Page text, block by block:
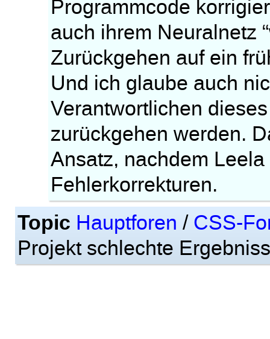
Programmcode
auch ihrem Neuralnetz
Zurückgehen auf ein
Und ich glaube auch
Verantwortlichen
zurückgehen werden.
Ansatz, nachdem
Fehlerkorrekturen.
Topic Hauptforen / CSS-
Projekt schlechte